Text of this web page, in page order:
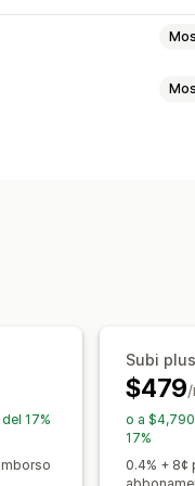
Prezzi personalizzati
personalizzati
17%
Subi plus
$479
o a
17%
0.4% + 8¢